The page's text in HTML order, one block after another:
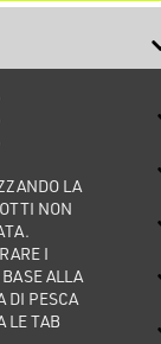
LA
NON
I
ALLA
DI PESCA
LE TAB